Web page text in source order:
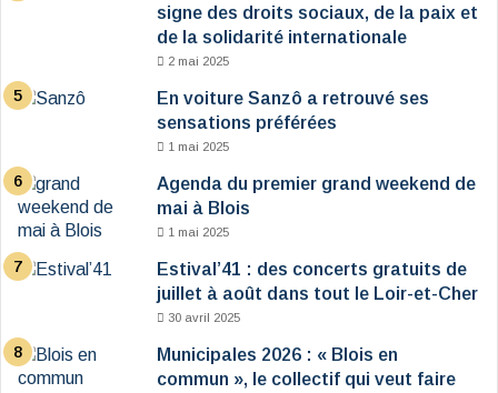
signe des droits sociaux, de la paix et
de la solidarité internationale
2 mai 2025
En voiture Sanzô a retrouvé ses
sensations préférées
1 mai 2025
Agenda du premier grand weekend de
mai à Blois
1 mai 2025
Estival’41 : des concerts gratuits de
juillet à août dans tout le Loir-et-Cher
30 avril 2025
Municipales 2026 : « Blois en
commun », le collectif qui veut faire